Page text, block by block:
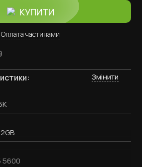
КУПИТИ
Оплата частинами
Змінити
5600